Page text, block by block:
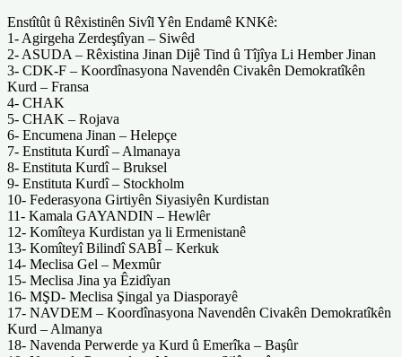
Enstîtût û Rêxistinên Sivîl Yên Endamê KNKê:
1- Agirgeha Zerdeştîyan – Siwêd
2- ASUDA – Rêxistina Jinan Dijê Tind û Tîjîya Li Hember Jinan
3- CDK-F – Koordînasyona Navendên Civakên Demokratîkên
Kurd – Fransa
4- CHAK
5- CHAK – Rojava
6- Encumena Jinan – Helepçe
7- Enstituta Kurdî – Almanaya
8- Enstituta Kurdî – Bruksel
9- Enstituta Kurdî – Stockholm
10- Federasyona Girtiyên Siyasiyên Kurdistan
11- Kamala GAYANDIN – Hewlêr
12- Komîteya Kurdistan ya li Ermenistanê
13- Komîteyî Bilindî SABÎ – Kerkuk
14- Meclisa Gel – Mexmûr
15- Meclisa Jina ya Êzidîyan
16- MŞD- Meclisa Şingal ya Diasporayê
17- NAVDEM – Koordînasyona Navendên Civakên Demokratîkên
Kurd – Almanya
18- Navenda Perwerde ya Kurd û Emerîka – Başûr